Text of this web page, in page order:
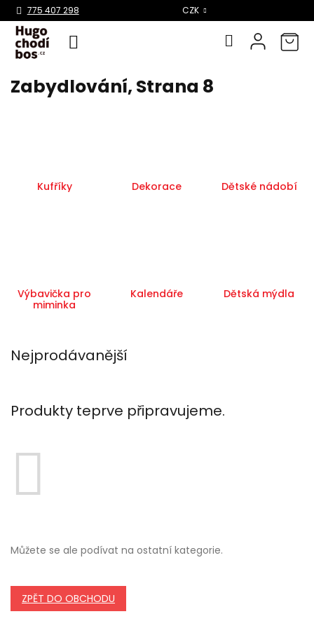
Přejít
na
775 407 298 CZK
Zabydlování, Strana 8
Kufříky Dekorace Dětské nádobí
Výbavička pro
miminka
Kalendáře Dětská mýdla
Nejprodávanější
Produkty teprve připravujeme.
Můžete se ale podívat na ostatní kategorie.
ZPĚT DO OBCHODU